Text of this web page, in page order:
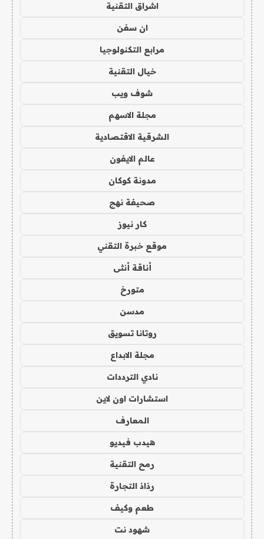
اشراق التقنية
ان سفن
مرابع التكنولوجيا
خيال التقنية
شوف ويب
مجلة الاسهم
الشرقية الاقتصادية
عالم الايفون
مدونة كوكان
صحيفة نهج
كار نيوز
موقع خبرة التقني
أناقة أنثى
متورخ
مدسن
روتانا تسويق
مجلة الابداع
نادي الترددات
استشارات اون لاين
المعارف
هيدب فيديو
رمح التقنية
رذاذ التجارة
طعم وكيف
شهود نت